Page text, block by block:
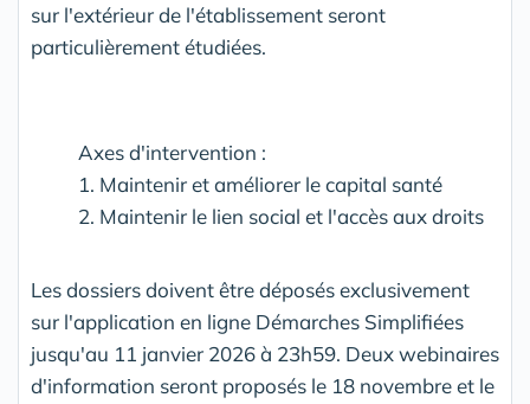
sur l'extérieur de l'établissement seront
particulièrement étudiées.
Axes d'intervention :
1. Maintenir et améliorer le capital santé
2. Maintenir le lien social et l'accès aux droits
Les dossiers doivent être déposés exclusivement
sur l'application en ligne Démarches Simplifiées
jusqu'au 11 janvier 2026 à 23h59. Deux webinaires
d'information seront proposés le 18 novembre et le